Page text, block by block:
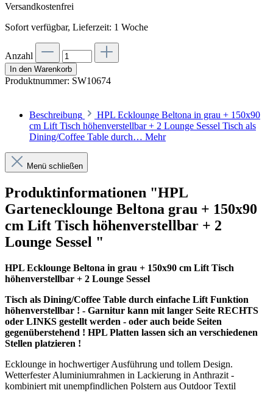
Versandkostenfrei
Sofort verfügbar, Lieferzeit: 1 Woche
Anzahl
In den Warenkorb
Produktnummer: SW10674
Beschreibung
HPL Ecklounge Beltona in grau + 150x90
cm Lift Tisch höhenverstellbar + 2 Lounge Sessel Tisch als
Dining/Coffee Table durch… Mehr
Menü schließen
Produktinformationen "HPL
Gartenecklounge Beltona grau + 150x90
cm Lift Tisch höhenverstellbar + 2
Lounge Sessel "
HPL Ecklounge Beltona in grau + 150x90 cm Lift Tisch
höhenverstellbar + 2 Lounge Sessel
Tisch als Dining/Coffee Table durch einfache Lift Funktion
höhenverstellbar ! - Garnitur kann mit langer Seite RECHTS
oder LINKS gestellt werden - oder auch beide Seiten
gegenüberstehend ! HPL Platten lassen sich an verschiedenen
Stellen platzieren !
Ecklounge in hochwertiger Ausführung und tollem Design.
Wetterfester Aluminiumrahmen in Lackierung in Anthrazit -
kombiniert mit unempfindlichen Polstern aus Outdoor Textil